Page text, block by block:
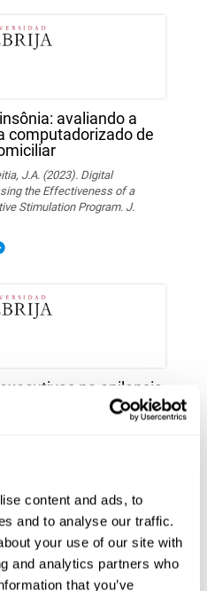
content and ads, to
and to analyse our traffic.
your use of our site with
and analytics partners who
that you’ve
avaliando a
computadorizado de
J.A. (2023). Digital
the Effectiveness of a
Stimulation Program. J.
na epilepsia
de um
cognitivo
Feasibility and Efficacy
Program. Children, 11(4), 484.